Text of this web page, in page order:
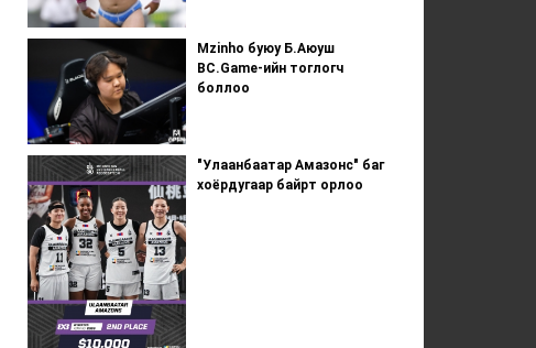
Mzinho буюу Б.Аюуш
BC.Game-ийн тоглогч
боллоо
"Улаанбаатар Амазонс" баг
хоёрдугаар байрт орлоо